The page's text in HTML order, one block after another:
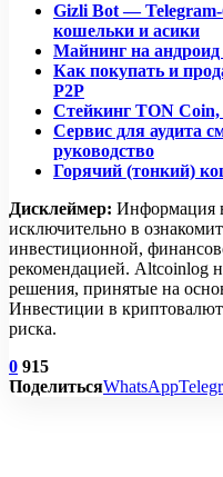
Gizli Bot —
кошельки и асики
Майнинг на андроид
Как покупать и
P2P
Стейкинг TON
Сервис для аудита
руководство
Горячий (тонкий)
Дисклеймер: Информация
исключительно в
инвестиционной,
рекомендацией. Altcoinlog
решения, принятые на
Инвестиции в
риска.
0 915
ПоделитьсяWhatsApp